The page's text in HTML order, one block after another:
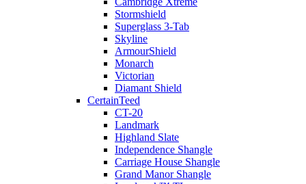
Stormshield
Superglass 3-Tab
Skyline
ArmourShield
Monarch
Victorian
Diamant Shield
CertainTeed
CT-20
Landmark
Highland Slate
Independence Shangle
Carriage House Shangle
Grand Manor Shangle